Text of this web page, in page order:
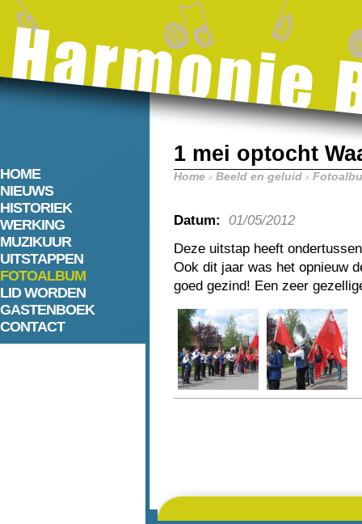
HOME
NIEUWS
HISTORIEK
WERKING
MUZIKUUR
UITSTAPPEN
FOTOALBUM
LID WORDEN
GASTENBOEK
CONTACT
1 mei optocht
Home › Beeld en geluid ›
Datum:
01/05/2012
Deze uitstap heeft
Ook dit jaar was het opnieuw
goed gezind! Een zeer